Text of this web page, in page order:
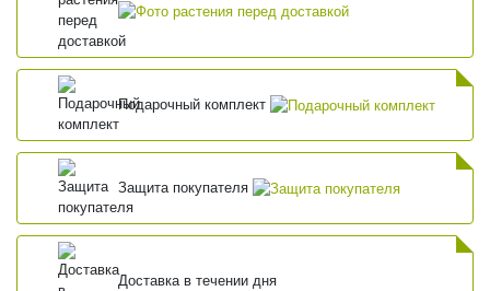
Подарочный комплект
Защита покупателя
Доставка в течении дня